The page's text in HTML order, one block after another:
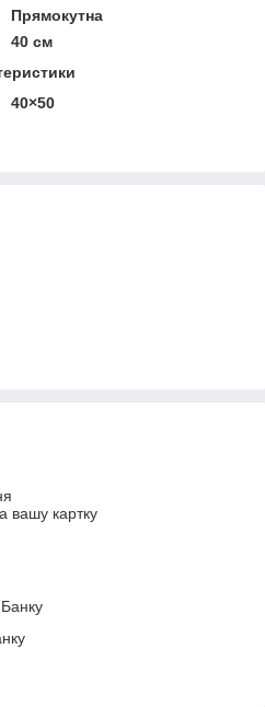
Прямокутна
40 см
40×50
вашу картку